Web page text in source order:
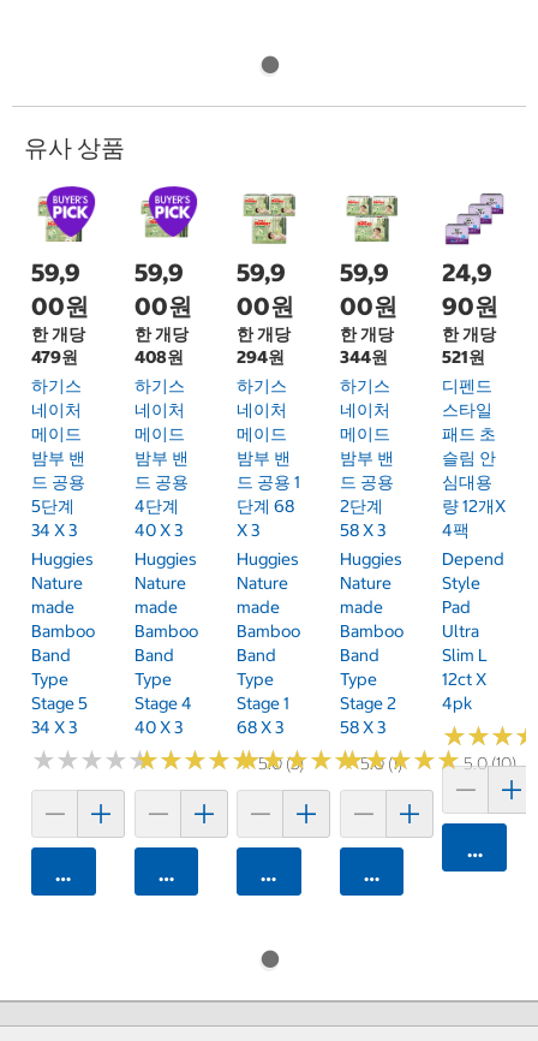
유사 상품
59,9
00원
한 개당
479원
하기스
네이처
메이드
밤부 밴
드 공용
5단계
34 X 3
Huggies
Nature
Made
Bamboo
Band
Type
Stage 5
34 X 3
★★★★★
★★★★★
카트에 담기
59,9
00원
한 개당
408원
하기스
네이처
메이드
밤부 밴
드 공용
4단계
40 X 3
Huggies
Nature
Made
Bamboo
Band
Type
Stage 4
40 X 3
★★★★★
★★★★★5.0 (3)
카트에 담기
59,9
00원
한 개당
294원
하기스
네이처
메이드
밤부 밴
드 공용 1
단계 68
X 3
Huggies
Nature
Made
Bamboo
Band
Type
Stage 1
68 X 3
★★★★★
★★★★★5.0 (1)
카트에 담기
59,9
00원
한 개당
344원
하기스
네이처
메이드
밤부 밴
드 공용
2단계
58 X 3
Huggies
Nature
Made
Bamboo
Band
Type
Stage 2
58 X 3
★★★★★
★★★★★5.0 (10)
카트에 담기
24,9
90원
한 개당
521원
디펜드
스타일
패드 초
슬림 안
심대용
량 12개x
4팩
Depend
Style
Pad
Ultra
Slim L
12ct X
4pk
★★★
★★★
카트에